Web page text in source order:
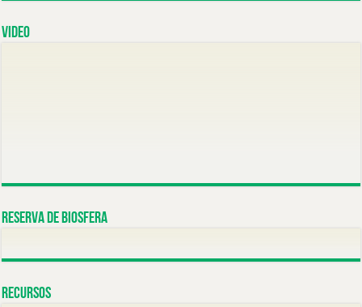
Video
Reserva de Biosfera
Recursos